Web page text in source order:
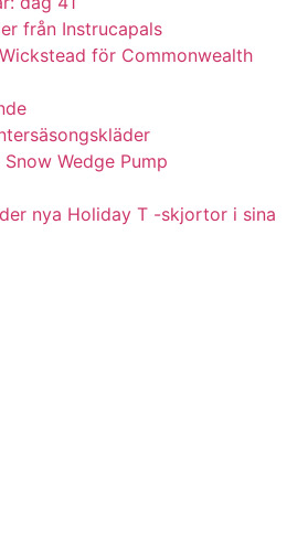
från Instrucapals
för Commonwealth
Wedge Pump
nya Holiday T -skjortor i sina